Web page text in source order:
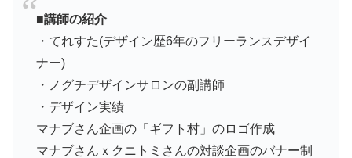
■講師の紹介
・てれすた(デザイン歴6年のフリーランスデザイ
ナー)
・ノグチデザインサロンの副講師
・デザイン実績
マナブさん企画の「ギフト村」のロゴ作成
マナブさんｘクニトミさんの対談企画のバナー制